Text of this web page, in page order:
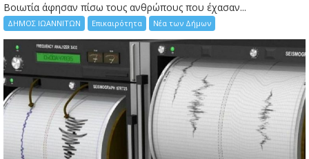
Bοιωτία άφησαν πίσω τους ανθρώπους που έχασαν...
ΔΗΜΟΣ ΙΩΑΝΝΙΤΩΝ Επικαιρότητα Νέα των Δήμων